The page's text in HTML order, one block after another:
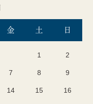
金 土 日
1 2
7 8 9
14 15 16